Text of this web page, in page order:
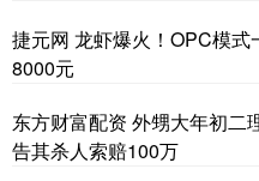
捷元网 龙虾爆火！OPC模
8000元
东方财富配资 外甥大年初二
告其杀人索赔100万